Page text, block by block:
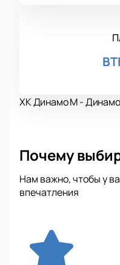
ХК Динамо М -
Почему
Нам важно, чтобы у
впечатления